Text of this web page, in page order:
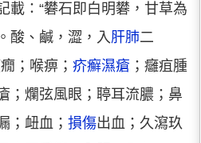
載：“礬石即白明礬，甘草為
酸、鹹，澀，入肝肺二
；喉痹； 疥癬濕瘡 ；癰疽腫
；爛弦風眼；聤耳流膿；鼻
；衄血； 損傷出血；久瀉玖